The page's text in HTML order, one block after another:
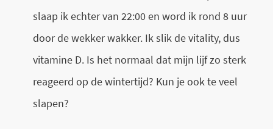
slaap ik echter van 22:00 en word ik rond 8 uur
door de wekker wakker. Ik slik de vitality, dus
vitamine D. Is het normaal dat mijn lijf zo sterk
reageerd op de wintertijd? Kun je ook te veel
slapen?